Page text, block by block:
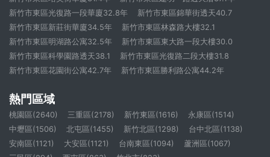
新竹市東區光復路一段華廈32.8年
新竹市東區錦華街透天40.7
新竹市東區新莊街華廈34.5年
新竹市東區林森路大樓32.1
新竹市東區明湖路公寓32.5年
新竹市東區東大路一段大樓30.0
新竹市東區科學園路透天38.1
新竹市東區光復路二段大樓31.8
新竹市東區花園街公寓42.7年
新竹市東區勝利路公寓44.2年
熱門區域
桃園區(2640) 三重區(2178) 新竹東區(1616)
永康區(1514)
中壢區(1506)
北屯區(1455) 新竹北區(1298)
台中北區(1138)
安南區(1121)
大安區(1121) 台南東區(1094)
蘆洲區(1067)